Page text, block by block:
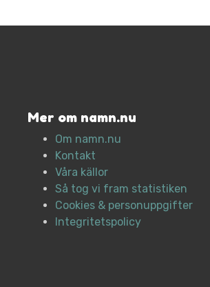
Mer om namn.nu
Om namn.nu
Kontakt
Våra källor
Så tog vi fram statistiken
Cookies & personuppgifter
Integritetspolicy